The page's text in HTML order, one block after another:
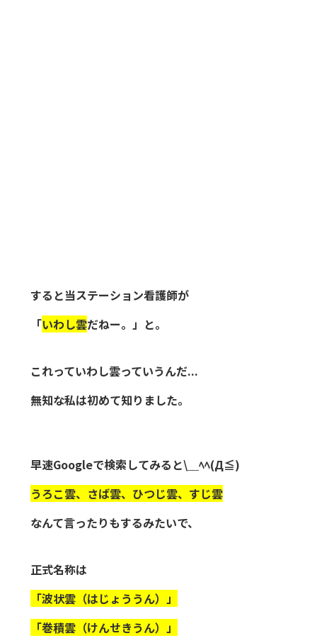
すると当ステーション看護師が
「いわし雲だねー。」と。
これっていわし雲っていうんだ...
無知な私は初めて知りました。
早速Googleで検索してみると\＿ﾍﾍ(Д≦)
うろこ雲、さば雲、ひつじ雲、すじ雲
なんて言ったりもするみたいで、
正式名称は
「波状雲（はじょううん）」
「巻積雲（けんせきうん）」